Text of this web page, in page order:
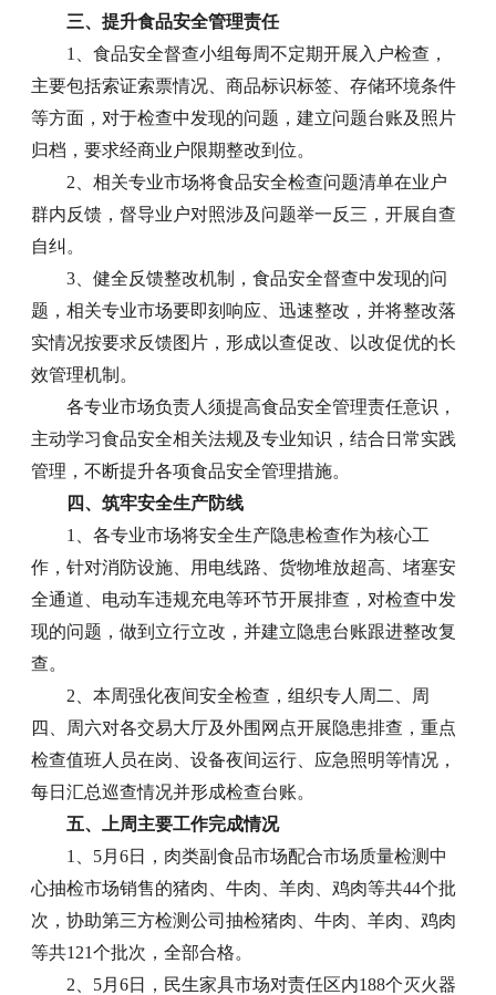
三、提升食品安全管理责任
1、食品安全督查小组每周不定期开展入户检查，
主要包括索证索票情况、商品标识标签、存储环境条件
等方面，对于检查中发现的问题，建立问题台账及照片
归档，要求经商业户限期整改到位。
2、相关专业市场将食品安全检查问题清单在业户
群内反馈，督导业户对照涉及问题举一反三，开展自查
自纠。
3、健全反馈整改机制，食品安全督查中发现的问
题，相关专业市场要即刻响应、迅速整改，并将整改落
实情况按要求反馈图片，形成以查促改、以改促优的长
效管理机制。
各专业市场负责人须提高食品安全管理责任意识，
主动学习食品安全相关法规及专业知识，结合日常实践
管理，不断提升各项食品安全管理措施。
四、筑牢安全生产防线
1、各专业市场将安全生产隐患检查作为核心工
作，针对消防设施、用电线路、货物堆放超高、堵塞安
全通道、电动车违规充电等环节开展排查，对检查中发
现的问题，做到立行立改，并建立隐患台账跟进整改复
查。
2、本周强化夜间安全检查，组织专人周二、周
四、周六对各交易大厅及外围网点开展隐患排查，重点
检查值班人员在岗、设备夜间运行、应急照明等情况，
每日汇总巡查情况并形成检查台账。
五、上周主要工作完成情况
1、5月6日，肉类副食品市场配合市场质量检测中
心抽检市场销售的猪肉、牛肉、羊肉、鸡肉等共44个批
次，协助第三方检测公司抽检猪肉、牛肉、羊肉、鸡肉
等共121个批次，全部合格。
2、5月6日，民生家具市场对责任区内188个灭火器